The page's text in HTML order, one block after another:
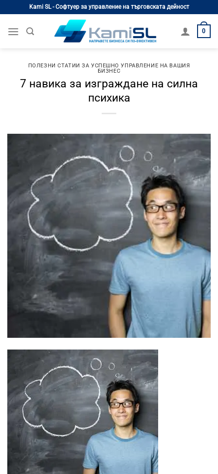
content
Kami SL - Софтуер за управление на търговската дейност
0
ПОЛЕЗНИ СТАТИИ ЗА УСПЕШНО УПРАВЛЕНИЕ НА ВАШИЯ
БИЗНЕС
7 навика за изграждане на силна
психика